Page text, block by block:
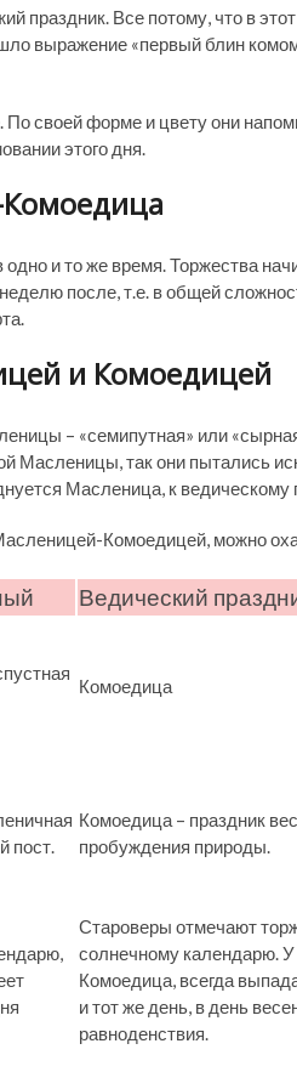
праздник. Все потому, что в
выражение «первый блин
своей форме и цвету они
этого дня.
и то же время. Торжества
после, т.е. в общей
и Комоедицей
– «семипутная» или
Масленицы, так они пытались
Масленица, к
Комоедицей, можно
Ведический
Комоедица
пост.
Комоедица – праздник
пробуждения природы.
Староверы отмечают
солнечному календарю. У
Комоедица, всегда
и тот же день, в день
равноденствия.